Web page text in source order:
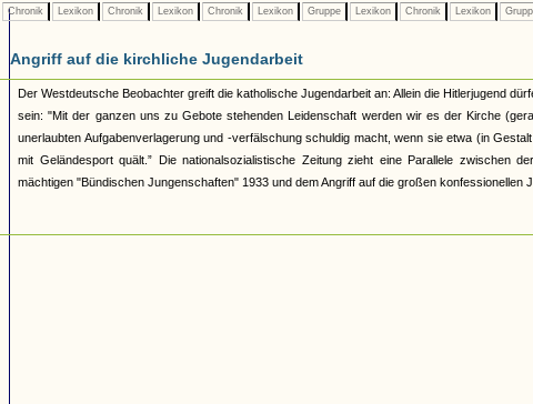
Chronik Lexikon Chronik Lexikon Chronik Lexikon Gruppe Lexikon Chronik Lexikon
Angriff auf die kirchliche Jugendarbeit
Der Westdeutsche Beobachter greift die katholische Jugendarbeit an: Allein die Hitlerjugend
sein: "Mit der ganzen uns zu Gebote stehenden Leidenschaft werden wir es der Kirche
unerlaubten Aufgabenverlagerung und -verfälschung schuldig macht, wenn sie etwa (in
mit Geländesport quält.” Die nationalsozialistische Zeitung zieht eine Parallele zwischen
mächtigen "Bündischen Jungenschaften" 1933 und dem Angriff auf die großen konfessionellen